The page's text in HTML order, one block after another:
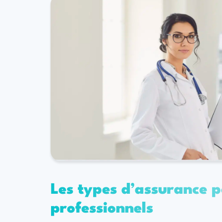
Les types d’assurance
professionnels